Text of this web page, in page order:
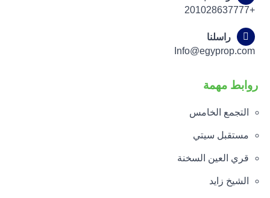
+201028637777
راسلنا
Info@egyprop.com
روابط مهمة
التجمع الخامس
مستقبل سيتي
قري العين السخنة
الشيخ زايد